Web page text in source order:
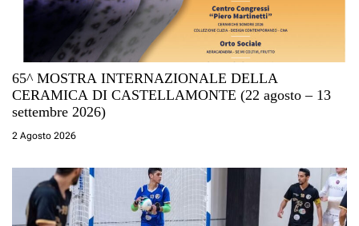
65^ MOSTRA INTERNAZIONALE DELLA
CERAMICA DI CASTELLAMONTE (22 agosto – 13
settembre 2026)
2 Agosto 2026